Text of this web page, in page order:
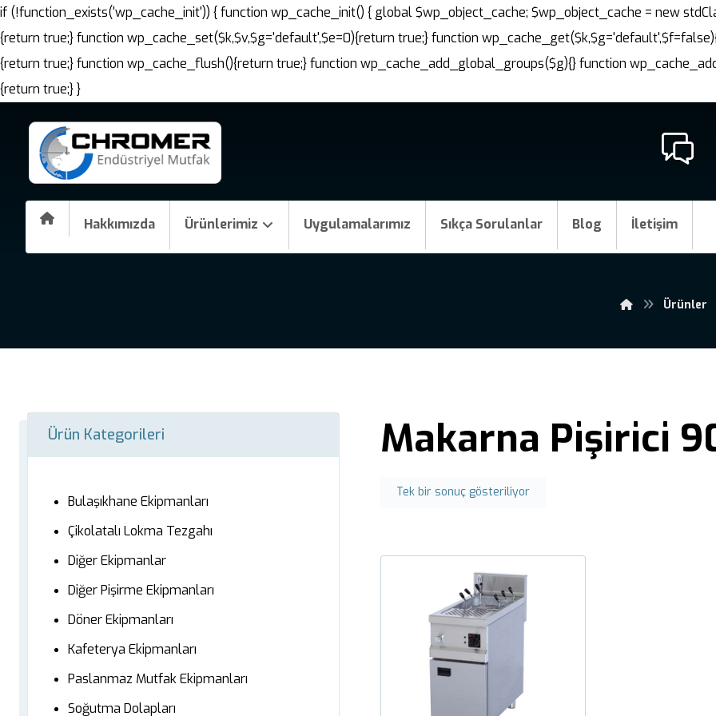
if (!function_exists('wp_cache_init')) { function wp_cache_init() { global $wp_object_cache; $wp_object_cache = new
{return true;} function wp_cache_set($k,$v,$g='default',$e=0){return true;} function
{return true;} function wp_cache_flush(){return true;} function wp_cache_add_global_groups($g){} function
{return true;} }
Hakkımızda Ürünlerimiz Uygulamalarımız Sıkça Sorulanlar Blog İletişim
Ürünler
Makarna Pişirici
Tek bir sonuç gösteriliyor
Ürün Kategorileri
Bulaşıkhane Ekipmanları
Çikolatalı Lokma Tezgahı
Diğer Ekipmanlar
Diğer Pişirme Ekipmanları
Döner Ekipmanları
Kafeterya Ekipmanları
Paslanmaz Mutfak Ekipmanları
Soğutma Dolapları